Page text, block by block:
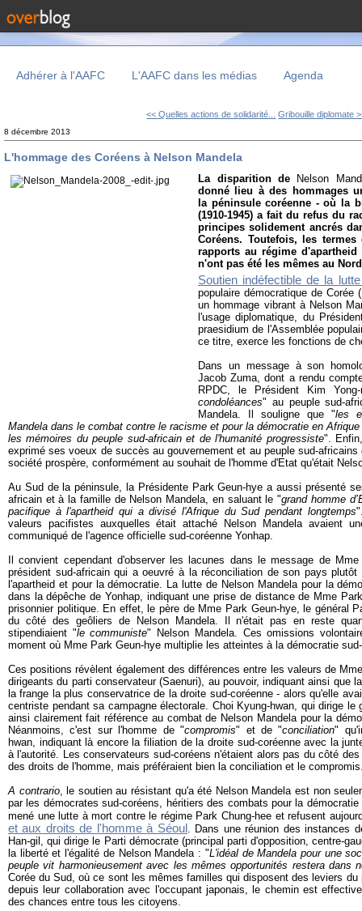
Adhérer à l'AAFC L'AAFC dans les médias Agenda
<< Quelles actions de solidarité... Gribouille diplomate
8 décembre 2013
L'hommage des Coréens à Nelson Mandela
La disparition de
Nelson
donné lieu à des hommages
la péninsule coréenne - où la
(1910-1945) a fait du refus du
principes solidement ancrés
Coréens. Toutefois, les
rapports au régime
n'ont pas été les mêmes au
Soutien indéfectible de la
populaire démocratique de Corée
un hommage vibrant à Nelson
l'usage diplomatique, du
praesidium de l'Assemblée
ce titre, exerce les fonctions de
Dans un message à son
Jacob Zuma, dont a rendu
RPDC, le Président Kim
condoléances" au peuple sud-
Mandela. Il souligne que "les
Mandela dans le combat contre le racisme et pour la démocratie en
les mémoires du peuple sud-africain et de l'humanité progressiste".
exprimé ses voeux de succès au gouvernement et au peuple sud-
société prospère, conformément au souhait de l'homme d'Etat qu'était
Au Sud de la péninsule, la Présidente Park Geun-hye a aussi présenté
africain et à la famille de Nelson Mandela, en saluant le "grand homme
pacifique à l'apartheid qui a divisé l'Afrique du Sud pendant longtemps
valeurs pacifistes auxquelles était attaché Nelson Mandela avaient
communiqué de l'agence officielle sud-coréenne Yonhap.
Il convient cependant d'observer les lacunes dans le message de
président sud-africain qui a oeuvré à la réconciliation de son pays
l'apartheid et pour la démocratie. La lutte de Nelson Mandela pour la
dans la dépêche de Yonhap, indiquant une prise de distance de Mme
prisonnier politique. En effet, le père de Mme Park Geun-hye, le général
du côté des geôliers de Nelson Mandela. Il n'était pas en reste
stipendiaient "le communiste" Nelson Mandela. Ces omissions
moment où Mme Park Geun-hye multiplie les atteintes à la démocratie
Ces positions révèlent également des différences entre les valeurs de
dirigeants du parti conservateur (Saenuri), au pouvoir, indiquant ainsi que
la frange la plus conservatrice de la droite sud-coréenne - alors qu'elle
centriste pendant sa campagne électorale. Choi Kyung-hwan, qui dirige le
ainsi clairement fait référence au combat de Nelson Mandela pour la
Néanmoins, c'est sur l'homme de "compromis" et de "conciliation"
hwan, indiquant là encore la filiation de la droite sud-coréenne avec la
à l'autorité. Les conservateurs sud-coréens n'étaient alors pas du côté
des droits de l'homme, mais préféraient bien la conciliation et le
A contrario, le soutien au résistant qu'a été Nelson Mandela est non
par les démocrates sud-coréens, héritiers des combats pour la
mené une lutte à mort contre le régime Park Chung-hee et refusent
et aux droits de l'homme à Séoul . Dans une réunion des instances
Han-gil, qui dirige le Parti démocrate (principal parti d'opposition, centre-
la liberté et l'égalité de Nelson Mandela : "L'idéal de Mandela pour une
peuple vit harmonieusement avec les mêmes opportunités restera dans
Corée du Sud, où ce sont les mêmes familles qui disposent des leviers du
depuis leur collaboration avec l'occupant japonais, le chemin est
des chances entre tous les citoyens.